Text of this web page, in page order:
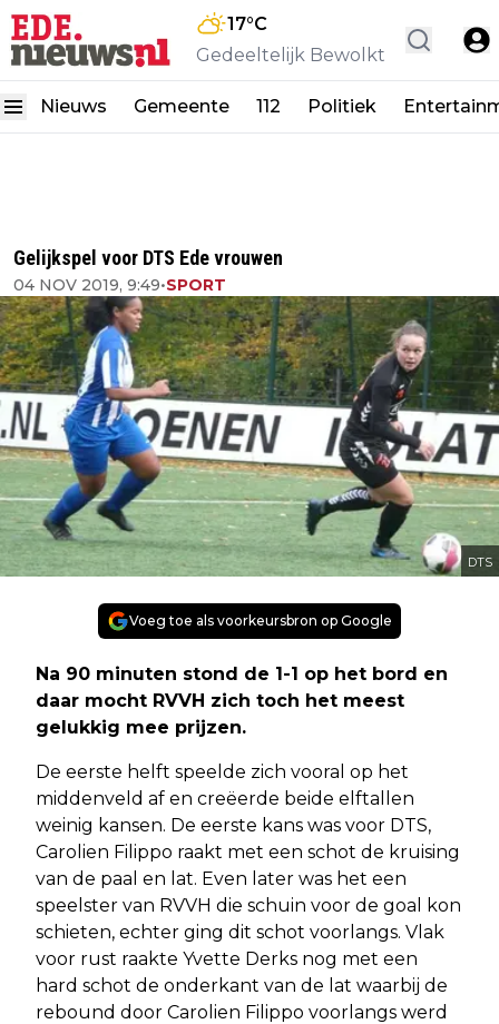
17°C
Gedeeltelijk Bewolkt
Nieuws Gemeente 112 Politiek
Gelijkspel voor DTS Ede vrouwen
04 NOV 2019, 9:49•SPORT
DTS
Voeg toe als voorkeursbron op Google
Na 90 minuten stond de 1-1 op het bord en
daar mocht RVVH zich toch het meest
gelukkig mee prijzen.
De eerste helft speelde zich vooral op het
middenveld af en creëerde beide elftallen
weinig kansen. De eerste kans was voor DTS,
Carolien Filippo raakt met een schot de kruising
van de paal en lat. Even later was het een
speelster van RVVH die schuin voor de goal kon
schieten, echter ging dit schot voorlangs. Vlak
voor rust raakte Yvette Derks nog met een
hard schot de onderkant van de lat waarbij de
rebound door Carolien Filippo voorlangs werd